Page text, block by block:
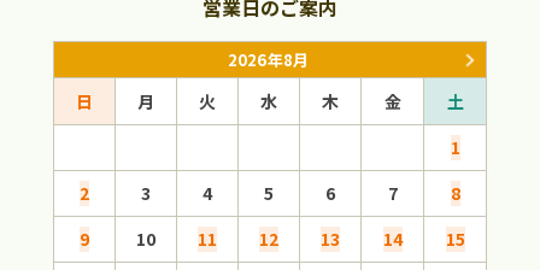
営業日のご案内
2026年8月
日 月 火 水 木 金
土
1
2
3 4 5 6 7
8
9
10 11 12 13 14
15